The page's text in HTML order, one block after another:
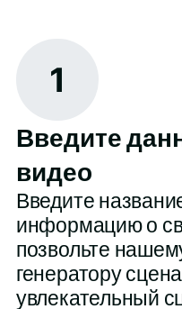
1
Введите
видео
Введите
информацию о
позвольте
генератору
увлекательный